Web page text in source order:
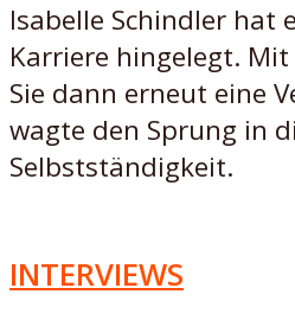
Isabelle Schindler hat
Karriere hingelegt.
Sie dann erneut eine
wagte den Sprung in
Selbstständigkeit.
INTERVIEWS